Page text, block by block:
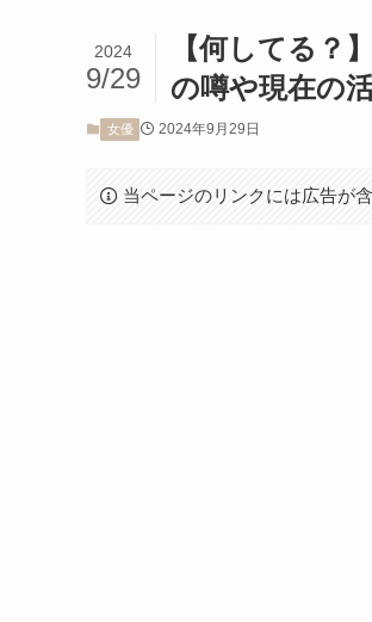
【何してる？
の噂や現在の
2024
9/29
女優 2024年9月29日
当ページのリンクには広告が